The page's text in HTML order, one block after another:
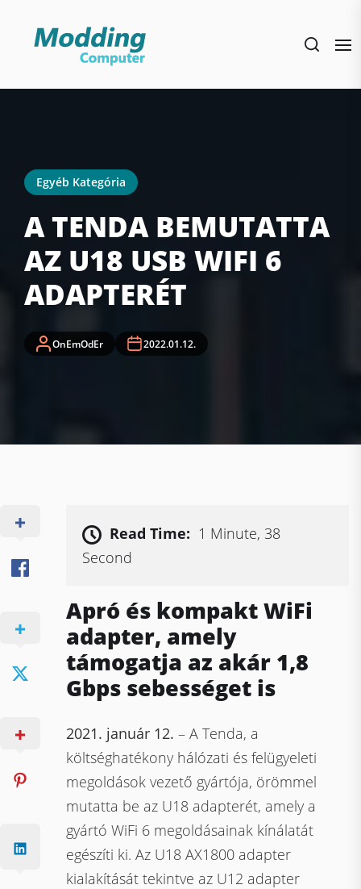
Egyéb Kategória
A TENDA BEMUTATTA
AZ U18 USB WIFI 6
ADAPTERÉT
OnEmOdEr 2022.01.12.
Read Time: 1 Minute, 38
Second
Apró és kompakt WiFi
adapter, amely
támogatja az akár 1,8
Gbps sebességet is
2021. január 12. – A Tenda, a
költséghatékony hálózati és felügyeleti
megoldások vezető gyártója, örömmel
mutatta be az U18 adapterét, amely a
gyártó WiFi 6 megoldásainak kínálatát
egészíti ki. Az U18 AX1800 adapter
kialakítását tekintve az U12 adapter